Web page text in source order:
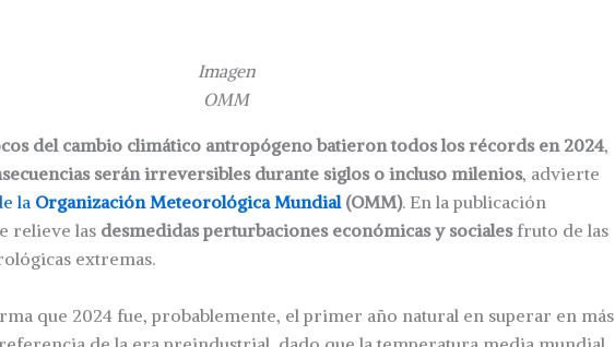
Imagen
OMM
del cambio climático antropógeno batieron todos los récords en 2024,
serán irreversibles durante siglos o incluso milenios, advierte
la Organización Meteorológica Mundial (OMM). En la publicación
relieve las desmedidas perturbaciones económicas y socialesfruto de las
extremas.
que 2024 fue, probablemente, el primer año natural en superar en más